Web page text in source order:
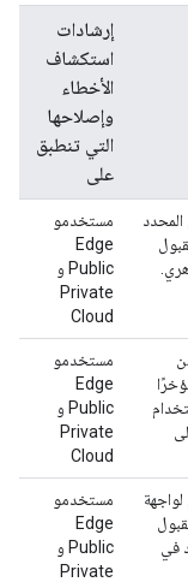
إرشادات
استكشاف
الأخطاء
وإصلاحها
التي تنطبق
على
مستخدمو
Edge
Public و
Private
Cloud
مستخدمو
Edge
Public و
Private
Cloud
في
مستخدمو
Edge
Public و
Private